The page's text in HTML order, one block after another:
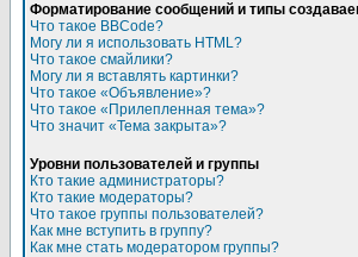
Форматирование сообщений и типы
Что такое BBCode?
Могу ли я использовать HTML?
Что такое смайлики?
Могу ли я вставлять картинки?
Что такое «Объявление»?
Что такое «Прилепленная тема»?
Что значит «Тема закрыта»?
Уровни пользователей и группы
Кто такие администраторы?
Кто такие модераторы?
Что такое группы пользователей?
Как мне вступить в группу?
Как мне стать модератором группы?